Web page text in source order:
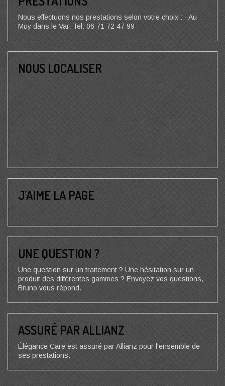
Nous effectuons nos prestations selon votre choix : - Au
Muy dans le Var, Tel: 06 71 72 47 99
NOUS LOCALISER
J’AIME LA PAGE
UNE QUESTION ?
Une question sur un traitement ? Une hésitation sur un
produit des différentes gammes ? Envoyez vos questions,
Bruno vous répond.
ASSURÉ PAR ALLIANZ
Élégance Care est assuré par Allianz pour l'ensemble de
ses prestations.